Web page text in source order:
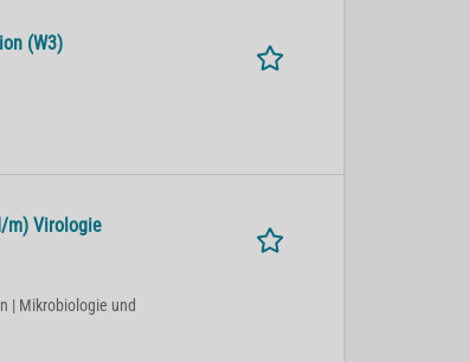
(W3)
m) Virologie
| Mikrobiologie und